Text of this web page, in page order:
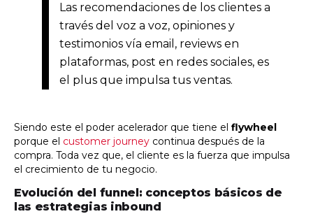
Las recomendaciones de los clientes a
través del voz a voz, opiniones y
testimonios vía email, reviews en
plataformas, post en redes sociales, es
el plus que impulsa tus ventas.
Siendo este el poder acelerador que tiene el flywheel
porque el customer journey continua después de la
compra. Toda vez que, el cliente es la fuerza que impulsa
el crecimiento de tu negocio.
Evolución del funnel: conceptos básicos de
las estrategias inbound